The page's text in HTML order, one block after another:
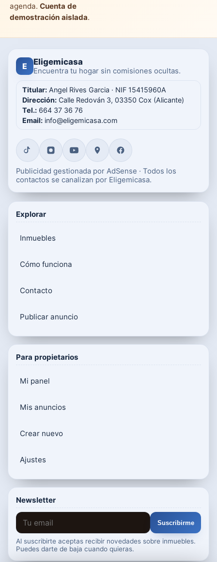
agenda. Cuenta de
demostración aislada.
E Eligemicasa
Encuentra tu hogar sin comisiones ocultas.
Titular: Angel Rives Garcia · NIF 15415960A
Dirección: Calle Redován 3, 03350 Cox (Alicante)
Tel.: 664 37 36 76
Email: info@eligemicasa.com
Publicidad gestionada por AdSense · Todos los
contactos se canalizan por Eligemicasa.
Explorar
Inmuebles
Cómo funciona
Contacto
Publicar anuncio
Para propietarios
Mi panel
Mis anuncios
Crear nuevo
Ajustes
Newsletter
Suscribirme
Al suscribirte aceptas recibir novedades sobre inmuebles.
Puedes darte de baja cuando quieras.